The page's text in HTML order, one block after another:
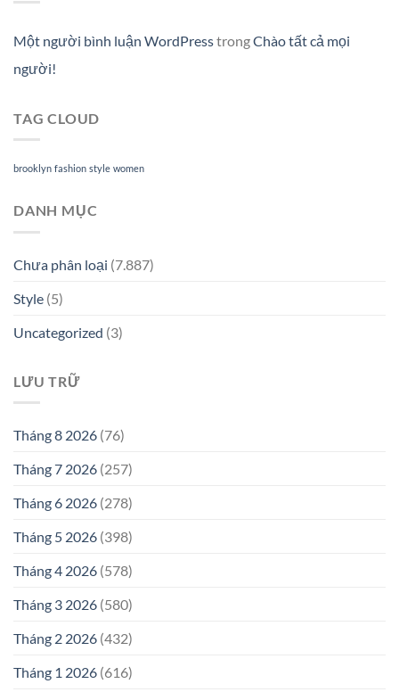
Một người bình luận WordPresstrongChào tất cả mọi
người!
TAG CLOUD
brooklyn fashion style women
DANH MỤC
Chưa phân loại (7.887)
Style (5)
Uncategorized (3)
LƯU TRỮ
Tháng 8 2026 (76)
Tháng 7 2026 (257)
Tháng 6 2026 (278)
Tháng 5 2026 (398)
Tháng 4 2026 (578)
Tháng 3 2026 (580)
Tháng 2 2026 (432)
Tháng 1 2026 (616)